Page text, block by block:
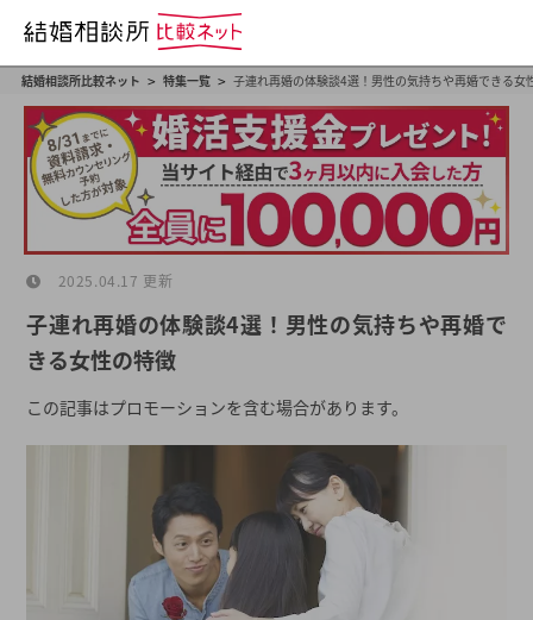
結婚相談所比較ネット > 特集一覧 > 子連れ再婚の体験談4選！男性の気持ちや再婚できる女
2025.04.17 更新
子連れ再婚の体験談4選！男性の気持ちや再婚で
きる女性の特徴
この記事はプロモーションを含む場合があります。